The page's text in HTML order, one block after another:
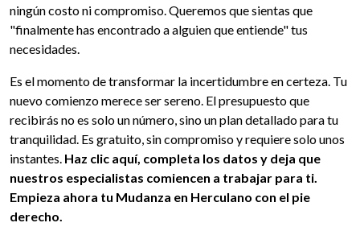
ningún costo ni compromiso. Queremos que sientas que
"finalmente has encontrado a alguien que entiende" tus
necesidades.
Es el momento de transformar la incertidumbre en certeza. Tu
nuevo comienzo merece ser sereno. El presupuesto que
recibirás no es solo un número, sino un plan detallado para tu
tranquilidad. Es gratuito, sin compromiso y requiere solo unos
instantes. Haz clic aquí, completa los datos y deja que
nuestros especialistas comiencen a trabajar para ti.
Empieza ahora tu Mudanza en Herculano con el pie
derecho.